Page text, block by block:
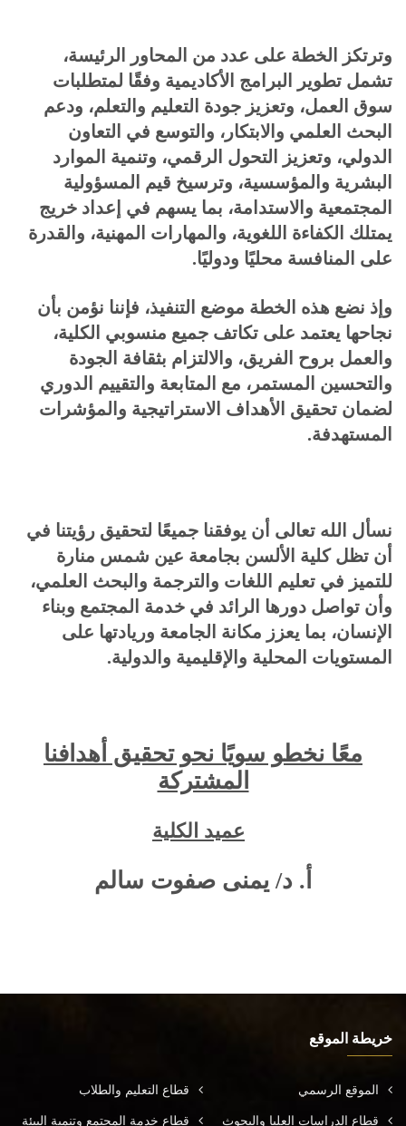
وترتكز الخطة على عدد من المحاور الرئيسة،
تشمل تطوير البرامج الأكاديمية وفقًا لمتطلبات
سوق العمل، وتعزيز جودة التعليم والتعلم، ودعم
البحث العلمي والابتكار، والتوسع في التعاون
الدولي، وتعزيز التحول الرقمي، وتنمية الموارد
البشرية والمؤسسية، وترسيخ قيم المسؤولية
المجتمعية والاستدامة، بما يسهم في إعداد خريج
يمتلك الكفاءة اللغوية، والمهارات المهنية، والقدرة
على المنافسة محليًا ودوليًا.
وإذ نضع هذه الخطة موضع التنفيذ، فإننا نؤمن بأن
نجاحها يعتمد على تكاتف جميع منسوبي الكلية،
والعمل بروح الفريق، والالتزام بثقافة الجودة
والتحسين المستمر، مع المتابعة والتقييم الدوري
لضمان تحقيق الأهداف الاستراتيجية والمؤشرات
المستهدفة.
نسأل الله تعالى أن يوفقنا جميعًا لتحقيق رؤيتنا في
أن تظل كلية الألسن بجامعة عين شمس منارة
للتميز في تعليم اللغات والترجمة والبحث العلمي،
وأن تواصل دورها الرائد في خدمة المجتمع وبناء
الإنسان، بما يعزز مكانة الجامعة وريادتها على
المستويات المحلية والإقليمية والدولية.
معًا نخطو سويًا نحو تحقيق أهدافنا
المشتركة
عميد الكلية
أ. د/ يمنى صفوت سالم
خريطة الموقع
الموقع الرسمي قطاع التعليم والطلاب
قطاع الدراسات العليا والبحوث قطاع خدمة المجتمع وتنمية البيئة